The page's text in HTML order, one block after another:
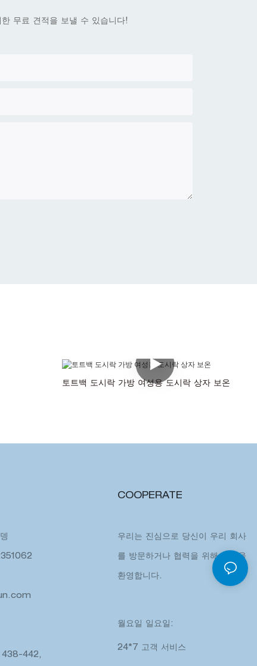
무료 견적을 보낼 수 있습니다!
토트백 도시락 가방 여성용 도시락 상자 보온
438-442,
COOPERATE
우리는 진심으로 당신이 우리 회사
를 방문하거나 협력을 위해 연락을
환영합니다.
월요일 일요일:
24*7 고객 서비스